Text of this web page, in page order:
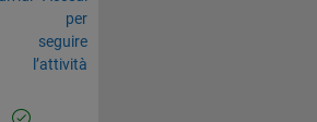
per
seguire
l’attività